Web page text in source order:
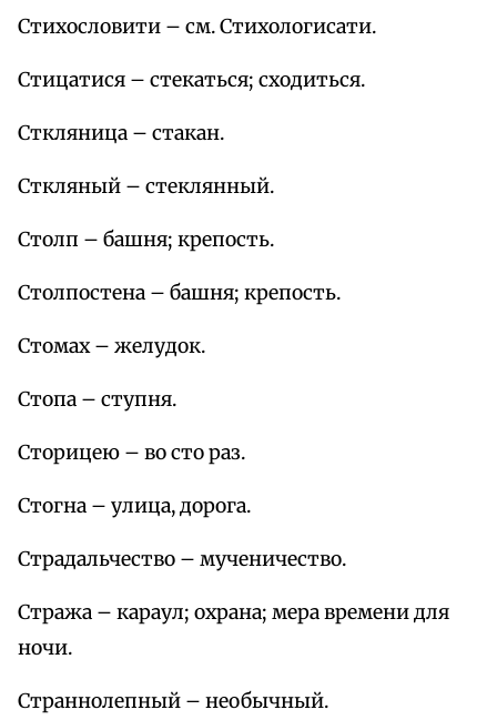
Стихословити – см. Стихологисати.
Стицатися – стекаться; сходиться.
Сткляница – стакан.
Сткляный – стеклянный.
Столп – башня; крепость.
Столпостена – башня; крепость.
Стомах – желудок.
Стопа – ступня.
Сторицею – во сто раз.
Стогна – улица, дорога.
Страдальчество – мученичество.
Стража – караул; охрана; мера времени для
ночи.
Страннолепный – необычный.